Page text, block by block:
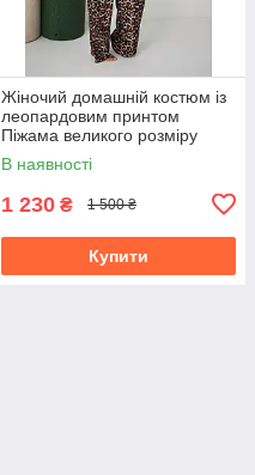
Жіночий домашній костюм із
леопардовим принтом
Піжама великого розміру
В наявності
1 230 ₴ 1 500 ₴
Купити